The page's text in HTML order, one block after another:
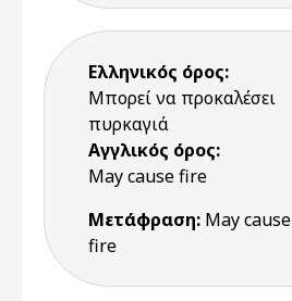
Ελληνικός όρος:
Μπορεί να προκαλέσει
πυρκαγιά
Αγγλικός όρος:
May cause fire
Μετάφραση: May cause
fire